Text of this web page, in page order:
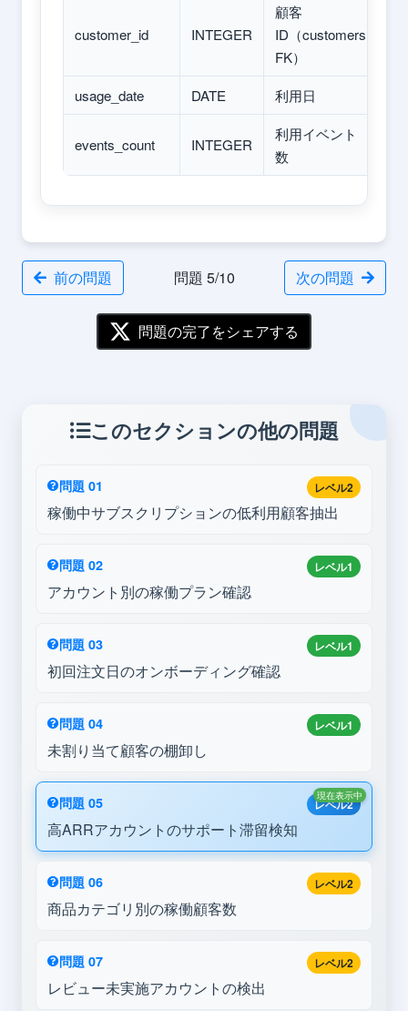
customer_id INTEGER
顧客
ID（customers
FK）
usage_date
DATE 利用日
events_count INTEGER
利用イベント
数
前の問題 問題 5/10 次の問題
問題の完了をシェアする
このセクションの他の問題
レベル2
問題 01
稼働中サブスクリプションの低利用顧客抽出
レベル1
問題 02
アカウント別の稼働プラン確認
レベル1
問題 03
初回注文日のオンボーディング確認
レベル1
問題 04
未割り当て顧客の棚卸し
レベル2
問題 05
高ARRアカウントのサポート滞留検知
現在表示中
レベル2
問題 06
商品カテゴリ別の稼働顧客数
レベル2
問題 07
レビュー未実施アカウントの検出